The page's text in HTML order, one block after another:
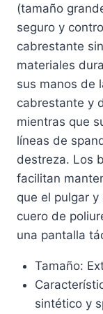
(tamaño
seguro y
cabrestante
materiales
sus manos de
cabrestante y
mientras que
líneas de
destreza. Los
facilitan
que el pulgar
cuero de
una pantalla
Tamaño:
sintético y